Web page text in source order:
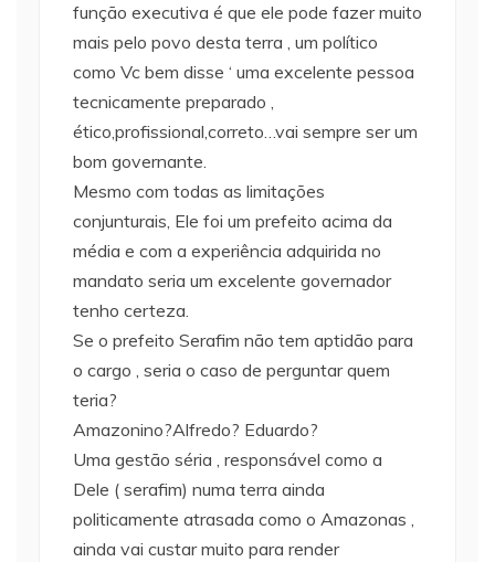
função executiva é que ele pode fazer muito
mais pelo povo desta terra , um político
como Vc bem disse ‘ uma excelente pessoa
tecnicamente preparado ,
ético,profissional,correto…vai sempre ser um
bom governante.
Mesmo com todas as limitações
conjunturais, Ele foi um prefeito acima da
média e com a experiência adquirida no
mandato seria um excelente governador
tenho certeza.
Se o prefeito Serafim não tem aptidão para
o cargo , seria o caso de perguntar quem
teria?
Amazonino?Alfredo? Eduardo?
Uma gestão séria , responsável como a
Dele ( serafim) numa terra ainda
politicamente atrasada como o Amazonas ,
ainda vai custar muito para render